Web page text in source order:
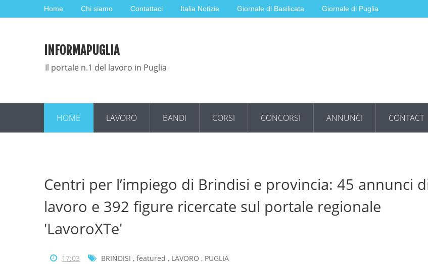
Home Chi siamo Contattaci Italia Notizie Giornale di Basilicata Giornale di Puglia
INFORMAPUGLIA
Il portale n.1 del lavoro in Puglia
HOME LAVORO BANDI CORSI CONCORSI ANNUNCI CONTACT
Centri per l’impiego di Brindisi e provincia: 45 annunci
lavoro e 392 figure ricercate sul portale regionale
'LavoroXTe'
17:03 BRINDISI , featured , LAVORO , PUGLIA